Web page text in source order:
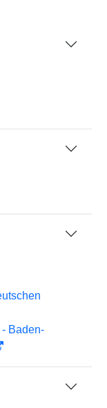
Baden-